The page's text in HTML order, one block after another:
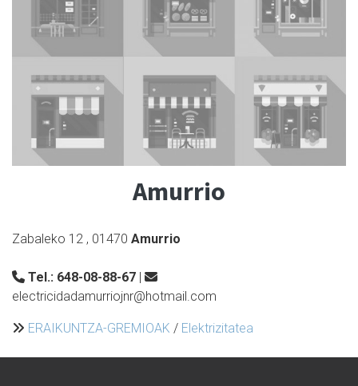
Amurrio
Zabaleko 12 , 01470 Amurrio
Tel.: 648-08-88-67 |
electricidadamurriojnr@hotmail.com
ERAIKUNTZA-GREMIOAK / Elektrizitatea